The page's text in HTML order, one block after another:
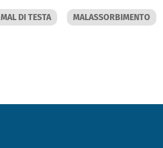
MAL DI TESTA
MALASSORBIMENTO